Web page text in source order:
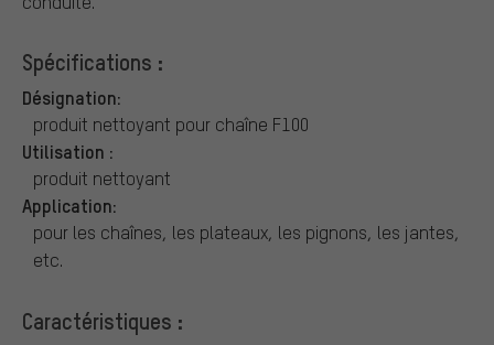
Spécifications :
Désignation:
produit nettoyant pour chaîne F100
Utilisation :
produit nettoyant
Application:
pour les chaînes, les plateaux, les pignons, les jantes,
etc.
Caractéristiques :